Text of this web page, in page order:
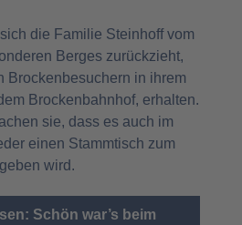
die Familie Steinhoff vom
Berges zurückzieht,
Brockenbesuchern in ihrem
Brockenbahnhof, erhalten.
sie, dass es auch im
einen Stammtisch zum
wird.
Schön war’s beim